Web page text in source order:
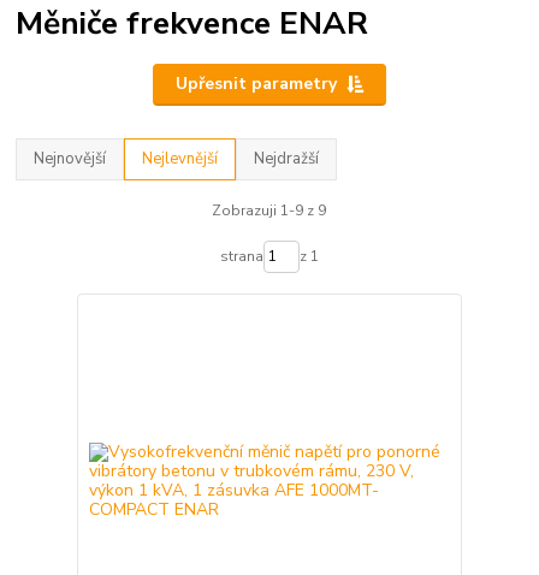
Měniče frekvence ENAR
Upřesnit parametry
Nejnovější Nejlevnější Nejdražší
Zobrazuji 1-9 z 9
strana z 1